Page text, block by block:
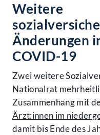
Weitere
Änderungen
COVID-19
Zwei weitere
Nationalrat
Zusammenhang mit
Ärzt:innen im
damit bis Ende des